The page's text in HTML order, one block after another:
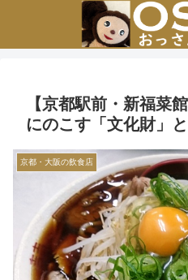
【京都駅前・新福菜
にのこす「文化財」
京都・大阪の飲食店